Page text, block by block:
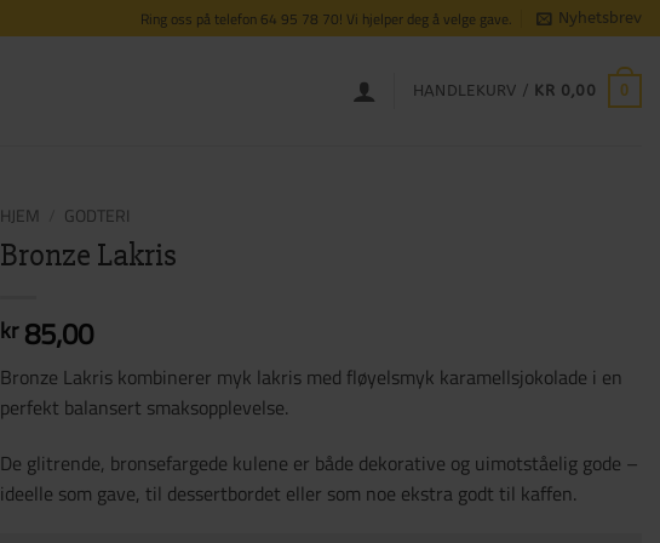
Ring oss på telefon 64 95 78 70! Vi hjelper deg å velge gave. Nyhetsbrev
HANDLEKURV / KR 0,00 0
HJEM GODTERI
Bronze Lakris
kr 85,00
Bronze Lakris kombinerer myk lakris med fløyelsmyk karamellsjokolade i en
perfekt balansert smaksopplevelse.
De glitrende, bronsefargede kulene er både dekorative og uimotståelig gode –
ideelle som gave, til dessertbordet eller som noe ekstra godt til kaffen.